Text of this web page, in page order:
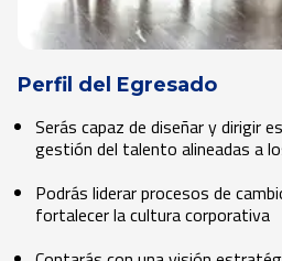
Perfil del Egresado
Serás capaz de diseñar y dirigir
gestión del talento alineadas a
Podrás liderar procesos de
fortalecer la cultura corporativa